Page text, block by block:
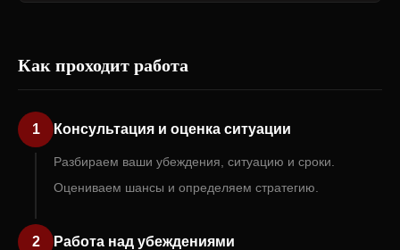
Как проходит работа
1 Консультация и оценка ситуации
Разбираем ваши убеждения, ситуацию и сроки.
Оцениваем шансы и определяем стратегию.
2 Работа над убеждениями